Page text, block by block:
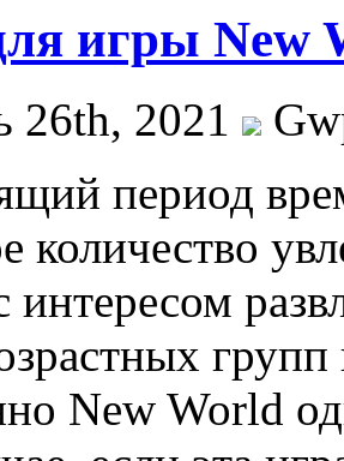
игры New
26th, 2021
период
количество
интересом
New World